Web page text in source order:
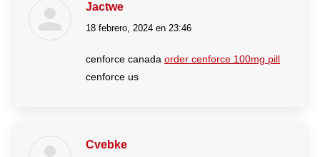
Jactwe
dice:
18 febrero, 2024 en 23:46
cenforce canada order cenforce 100mg pill
cenforce us
Cvebke